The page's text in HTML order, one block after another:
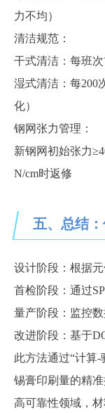
力不均）
清洁规范：
干式清洁：每班
湿式清洁：每200
化）
钢网张力管理：
新钢网初始张力
N/cm时返修
五、总结
设计阶段：根据
首检阶段：通过
量产阶段：监控
改进阶段：基于
此方法通过“计算-
锡膏印刷量的精
高可靠性领域，